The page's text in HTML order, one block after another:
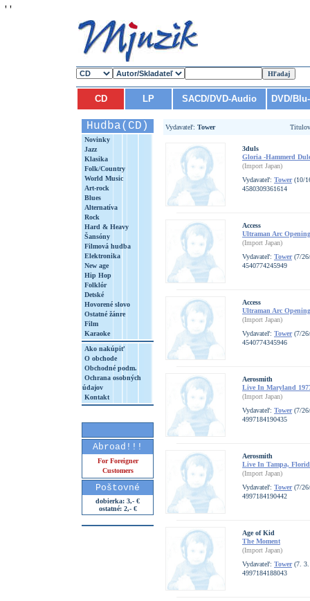
' '
CD LP SACD/DVD-Audio DVD/
Hudba(CD)
Novinky
Jazz
Klasika
Folk/Country
World Music
Art-rock
Blues
Alternatíva
Rock
Hard & Heavy
Šansóny
Filmová hudba
Elektronika
New age
Hip Hop
Folklór
Detské
Hovorené slovo
Ostatné žánre
Film
Karaoke
Ako nakúpiť
O obchode
Obchodné podm.
Ochrana osobných
údajov
Kontakt
Abroad!!!
For Foreigner
Customers
Poštovné
dobierka: 3,- €
ostatné: 2,- €
Vydavateľ: Tower
3duls
Gloria -Hammerd
(Import Japan)
Vydavateľ: Tower(10/
4580309361614
Access
Ultraman Arc
(Import Japan)
Vydavateľ: Tower(7/
4540774245949
Access
Ultraman Arc
(Import Japan)
Vydavateľ: Tower(7/
4540774345946
Aerosmith
Live In Maryland
(Import Japan)
Vydavateľ: Tower(7/
4997184190435
Aerosmith
Live In Tampa,
(Import Japan)
Vydavateľ: Tower(7/
4997184190442
Age of Kid
The Moment
(Import Japan)
Vydavateľ: Tower(7. 3.
4997184188043